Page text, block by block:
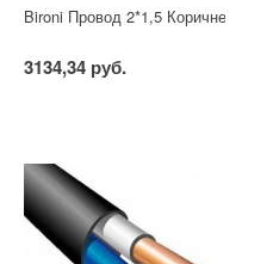
Bironi Провод 2*1,5 Коричневый
3134,34 руб.